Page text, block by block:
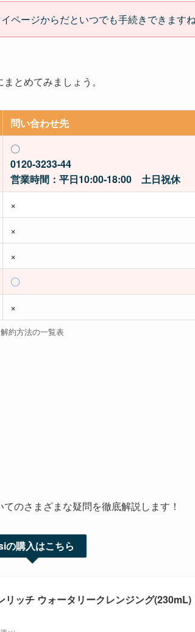
ページからだといつでも手続きできますね
とめてみましょう。
問い合わせ先
〇
0120-3233-44
営業時間：平日10:00‐18:00 土日祝休
×
×
×
〇
×
解約方法の一覧表
のさまざまな疑問を徹底解説します！
の購入はこちら
ッチ ウォータリークレンジング(230mL)